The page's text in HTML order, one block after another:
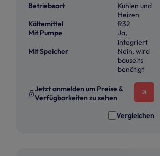
Betriebsart
Kühlen und
Heizen
Kältemittel
R32
Mit Pumpe
Ja,
integriert
Mit Speicher
Nein, wird
bauseits
benötigt
Jetztanmelden um Preise &
Verfügbarkeiten zu sehen
Vergleichen